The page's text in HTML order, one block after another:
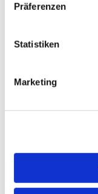
Präferenzen
Statistiken
Marketing